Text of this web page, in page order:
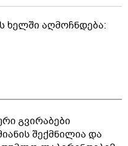
ხელში აღმოჩნდება:
გვირაბები
შექმნილია და